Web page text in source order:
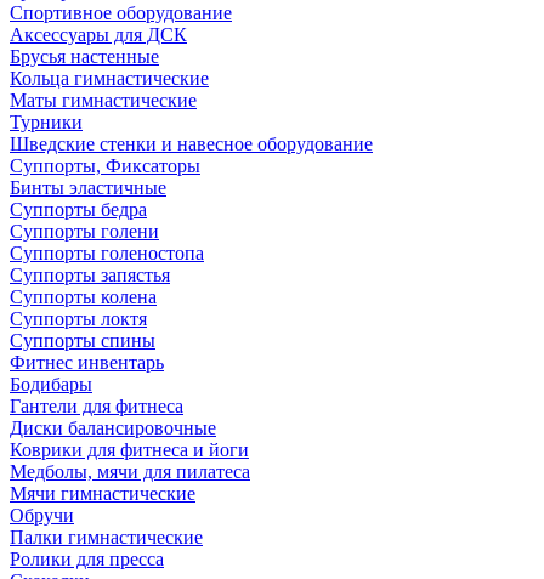
Спортивное оборудование
Аксессуары для ДСК
Брусья настенные
Кольца гимнастические
Маты гимнастические
Турники
Шведские стенки и навесное оборудование
Суппорты, Фиксаторы
Бинты эластичные
Суппорты бедра
Суппорты голени
Суппорты голеностопа
Суппорты запястья
Суппорты колена
Суппорты локтя
Суппорты спины
Фитнес инвентарь
Бодибары
Гантели для фитнеса
Диски балансировочные
Коврики для фитнеса и йоги
Медболы, мячи для пилатеса
Мячи гимнастические
Обручи
Палки гимнастические
Ролики для пресса